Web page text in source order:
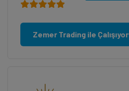
Zemer Trading ile Çalışıyor